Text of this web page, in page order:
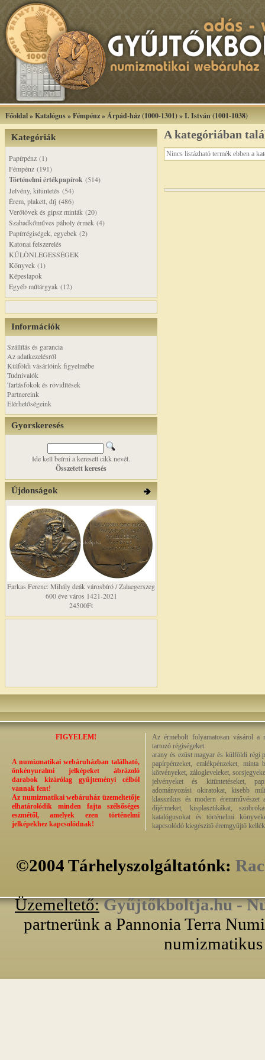
Főoldal»Katalógus»Fémpénz»Árpád-ház (1000-1301)»I. István (1001-1038)
Kategóriák
Papírpénz (1)
Fémpénz (191)
Történelmi értékpapírok (514)
Jelvény, kitüntetés (54)
Érem, plakett, díj (486)
Verőtövek és gipsz minták (20)
Szabadkőműves páholy érmek (4)
Papírrégiségek, egyebek (2)
Katonai felszerelés
KÜLÖNLEGESSÉGEK
Könyvek (1)
Képeslapok
Egyéb műtárgyak (12)
Információk
Szállítás és garancia
Az adatkezelésről
Külföldi vásárlóink figyelmébe
Tudnivalók
Tartásfokok és rövidítések
Partnereink
Elérhetőségeink
Gyorskeresés
Ide kell beírni a keresett cikk nevét.
Összetett keresés
Újdonságok
Farkas Ferenc: Mihály deák városbíró / Zalaegerszeg
600 éve város 1421-2021
24500Ft
A kategóriában
Nincs listázható termék ebben a
FIGYELEM!
A numizmatikai webáruházban található,
önkényuralmi jelképeket ábrázoló
darabok kizárólag gyűjteményi célból
vannak fent!
Az numizmatikai webáruház üzemeltetője
elhatárolódik minden fajta szélsőséges
eszmétől, amelyek ezen történelmi
jelképekhez kapcsolódnak!
Az érmebolt folyamatosan vásárol a
tartozó régiségeket:
arany és ezüst magyar és külföldi régi
papírpénzeket, emlékpénzeket, minta
kötvényeket, zálogleveleket,
jelvényeket és kitüntetéseket,
adományozási okiratokat, kisebb
klasszikus és modern éremművészet
díjérmeket, kisplasztikákat,
katalógusokat és történelmi
kapcsolódó kiegészítő éremgyűjtő
©2004 Tárhelyszolgáltatónk:
Üzemeltető: Gyűjtőkboltja.hu -
partnerünk a Pannonia Terra
numizmatikus